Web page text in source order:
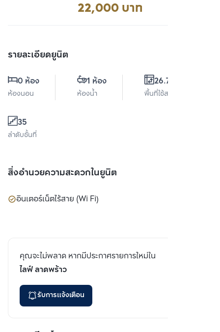
22,000 บาท
รายละเอียดยูนิต
0 ห้อง
ห้องนอน
1 ห้อง
ห้องน้ำ
26.76 ตร.ม.
พื้นที่ใช้สอย
35
ลำดับชั้นที่
สิ่งอำนวยความสะดวกในยูนิต
อินเตอร์เน็ตไร้สาย (Wi Fi)
คุณจะไม่พลาด หากมีประกาศรายการใหม่ใน
ไลฟ์ ลาดพร้าว
รับการแจ้งเตือน